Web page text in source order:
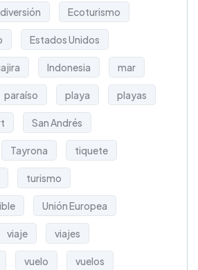
diversión Ecoturismo
Estados Unidos
Indonesia mar
paraíso playa playas
San Andrés
Tayrona tiquete
turismo
Unión Europea
viaje viajes
vuelo vuelos